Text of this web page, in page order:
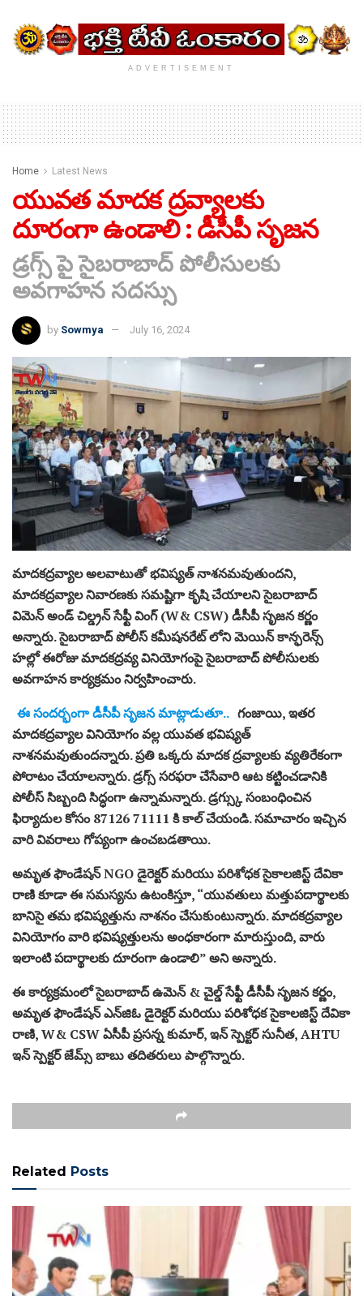
ADVERTISEMENT
Home Latest News
యువత మాదక ద్రవ్యాలకు
దూరంగా ఉండాలి : డీసీపీ సృజన
డ్రగ్స్ పై సైబరాబాద్ పోలీసులకు
అవగాహన సదస్సు
by Sowmya July 16, 2024
మాదకద్రవ్యాల అలవాటుతో భవిష్యత్‌ నాశనమవుతుందని,
మాదకద్రవ్యాల నివారణకు సమష్టిగా కృషి చేయాలని సైబరాబాద్
విమెన్ అండ్ చిల్డ్రన్ సేఫ్టీ వింగ్ (W& CSW) డీసీపీ సృజన కర్ణం
అన్నారు. సైబరాబాద్ పోలీస్ కమీషనరేట్ లోని మెయిన్ కాన్ఫరెన్స్
హల్లో ఈరోజు మాదకద్రవ్య వినియోగంపై సైబరాబాద్ పోలీసులకు
అవగాహన కార్యక్రమం నిర్వహించారు.
ఈ సందర్భంగా డీసీపీ సృజన మాట్లాడుతూ.. గంజాయి, ఇతర
మాదకద్రవ్యాల వినియోగం వల్ల యువత భవిష్యత్‌
నాశనమవుతుందన్నారు. ప్రతి ఒక్కరు మాదక ద్రవ్యాలకు వ్యతిరేకంగా
పోరాటం చేయాలన్నారు. డ్రగ్స్‌ సరఫరా చేసేవారి ఆట కట్టించడానికి
పోలీస్‌ సిబ్బంది సిద్ధంగా ఉన్నామన్నారు. డ్రగ్స్కు సంబంధించిన
ఫిర్యాదుల కోసం 87126 71111 కి కాల్ చేయండి. సమాచారం ఇచ్చిన
వారి వివరాలు గోప్యంగా ఉంచబడతాయి.
అమృత ఫౌండేషన్ NGO డైరెక్టర్ మరియు పరిశోధక సైకాలజిస్ట్ దేవికా
రాణి కూడా ఈ సమస్యను ఉటంకిస్తూ, “యువతులు మత్తుపదార్థాలకు
బానిసై తమ భవిష్యత్తును నాశనం చేసుకుంటున్నారు. మాదకద్రవ్యాల
వినియోగం వారి భవిష్యత్తులను అంధకారంగా మారుస్తుంది, వారు
ఇలాంటి పదార్థాలకు దూరంగా ఉండాలి” అని అన్నారు.
ఈ కార్యక్రమంలో సైబరాబాద్ ఉమెన్ & చైల్డ్ సేఫ్టీ డీసీపీ సృజన కర్ణం,
అమృత ఫౌండేషన్ ఎన్‌జిఓ డైరెక్టర్ మరియు పరిశోధక సైకాలజిస్ట్ దేవికా
రాణి, W& CSW ఏసీపీ ప్రసన్న కుమార్, ఇన్ స్పెక్టర్ సునీత, AHTU
ఇన్ స్పెక్టర్ జేమ్స్ బాబు తదితరులు పాల్గొన్నారు.
Related Posts